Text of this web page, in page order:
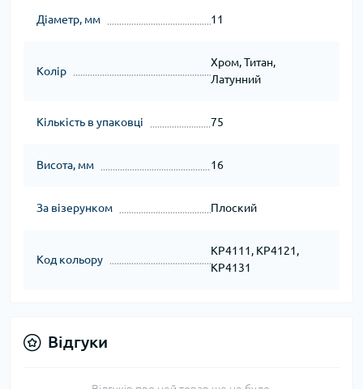
Діаметр, мм 11
Колір
Хром, Титан,
Латунний
Кількість в упаковці 75
Висота, мм 16
За візерунком Плоский
Код кольору
KP4111, KP4121,
KP4131
Відгуки